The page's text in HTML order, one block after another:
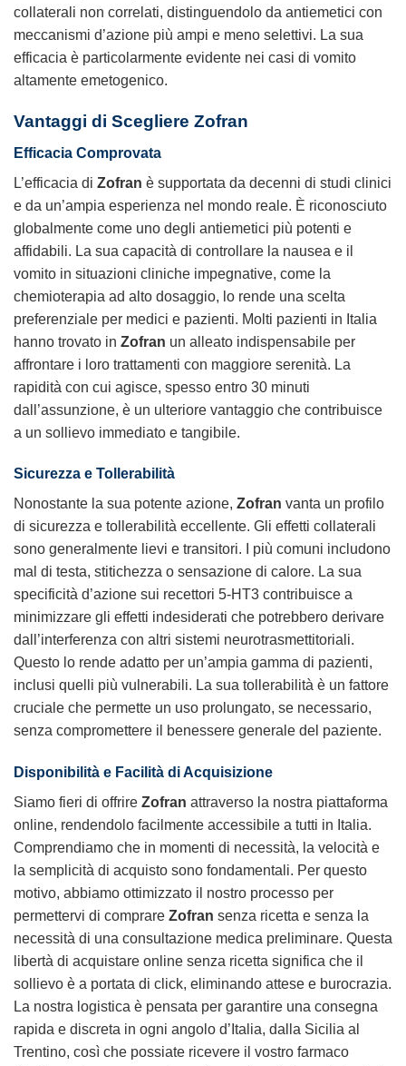
collaterali non correlati, distinguendolo da antiemetici con
meccanismi d’azione più ampi e meno selettivi. La sua
efficacia è particolarmente evidente nei casi di vomito
altamente emetogenico.
Vantaggi di Scegliere Zofran
Efficacia Comprovata
L’efficacia di Zofran è supportata da decenni di studi clinici
e da un’ampia esperienza nel mondo reale. È riconosciuto
globalmente come uno degli antiemetici più potenti e
affidabili. La sua capacità di controllare la nausea e il
vomito in situazioni cliniche impegnative, come la
chemioterapia ad alto dosaggio, lo rende una scelta
preferenziale per medici e pazienti. Molti pazienti in Italia
hanno trovato in Zofran un alleato indispensabile per
affrontare i loro trattamenti con maggiore serenità. La
rapidità con cui agisce, spesso entro 30 minuti
dall’assunzione, è un ulteriore vantaggio che contribuisce
a un sollievo immediato e tangibile.
Sicurezza e Tollerabilità
Nonostante la sua potente azione, Zofran vanta un profilo
di sicurezza e tollerabilità eccellente. Gli effetti collaterali
sono generalmente lievi e transitori. I più comuni includono
mal di testa, stitichezza o sensazione di calore. La sua
specificità d’azione sui recettori 5-HT3 contribuisce a
minimizzare gli effetti indesiderati che potrebbero derivare
dall’interferenza con altri sistemi neurotrasmettitoriali.
Questo lo rende adatto per un’ampia gamma di pazienti,
inclusi quelli più vulnerabili. La sua tollerabilità è un fattore
cruciale che permette un uso prolungato, se necessario,
senza compromettere il benessere generale del paziente.
Disponibilità e Facilità di Acquisizione
Siamo fieri di offrire Zofran attraverso la nostra piattaforma
online, rendendolo facilmente accessibile a tutti in Italia.
Comprendiamo che in momenti di necessità, la velocità e
la semplicità di acquisto sono fondamentali. Per questo
motivo, abbiamo ottimizzato il nostro processo per
permettervi di comprare Zofran senza ricetta e senza la
necessità di una consultazione medica preliminare. Questa
libertà di acquistare online senza ricetta significa che il
sollievo è a portata di click, eliminando attese e burocrazia.
La nostra logistica è pensata per garantire una consegna
rapida e discreta in ogni angolo d’Italia, dalla Sicilia al
Trentino, così che possiate ricevere il vostro farmaco